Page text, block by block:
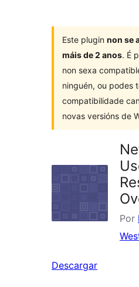
Este plugin non se
máis de 2 anos. É
non sexa
ninguén, ou podes
compatibilidade
novas versións de
Por
Descargar